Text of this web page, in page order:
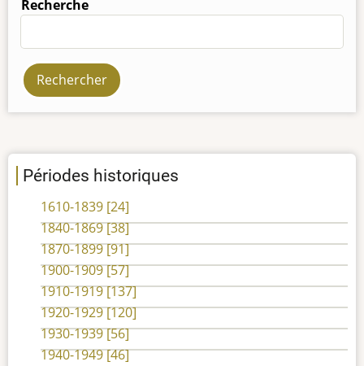
Recherche
Périodes historiques
1610-1839 [24]
1840-1869[38]
1870-1899[91]
1900-1909[57]
1910-1919[137]
1920-1929[120]
1930-1939[56]
1940-1949[46]